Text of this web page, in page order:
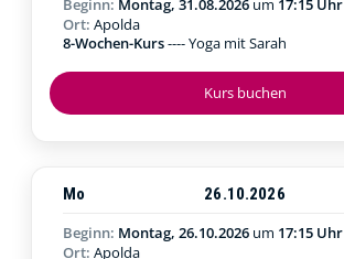
Kurs buchen
Beginn: Montag, 31.08.2026 um 17:15 Uhr
Ort: Apolda
8-Wochen-Kurs---- Yoga mit Sarah
Mo 26.10.2026
Beginn: Montag, 26.10.2026 um 17:15 Uhr
Ort: Apolda